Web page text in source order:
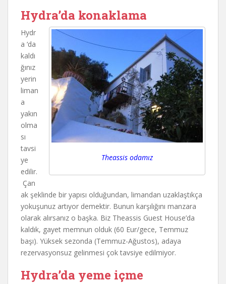
Hydra’da konaklama
Theassis odamız
Hydr
a ‘da
kaldı
ğınız
yerin
liman
a
yakın
olma
sı
tavsi
ye
edilir.
Çan
ak şeklinde bir yapısı olduğundan, limandan uzaklaştıkça
yokuşunuz artıyor demektir. Bunun karşılığını manzara
olarak alırsanız o başka. Biz Theassis Guest House’da
kaldık, gayet memnun olduk (60 Eur/gece, Temmuz
başı). Yüksek sezonda (Temmuz-Ağustos), adaya
rezervasyonsuz gelinmesi çok tavsiye edilmiyor.
Hydra’da yeme içme